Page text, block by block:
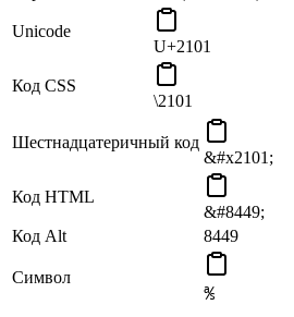
Unicode
U+2101
Код CSS
\2101
Шестнадцатеричный код
&#x2101;
Код HTML
&#8449;
Код Alt
8449
Символ
℁